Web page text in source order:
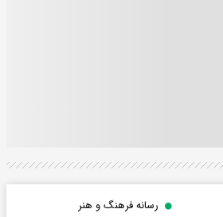
رسانه فرهنگ و هنر